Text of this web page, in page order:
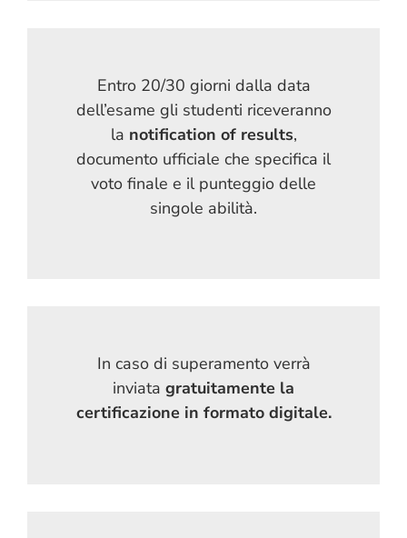
Entro 20/30 giorni dalla data
dell’esame gli studenti riceveranno
la notification of results,
documento ufficiale che specifica il
voto finale e il punteggio delle
singole abilità.
In caso di superamento verrà
inviata gratuitamente la
certificazione in formato digitale.